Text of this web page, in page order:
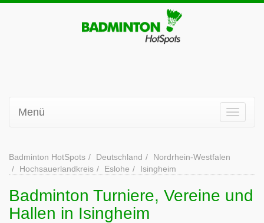
Menü
Badminton HotSpots Deutschland
Nordrhein-Westfalen
Hochsauerlandkreis
Eslohe Isingheim
Badminton Turniere, Vereine und
Hallen in Isingheim